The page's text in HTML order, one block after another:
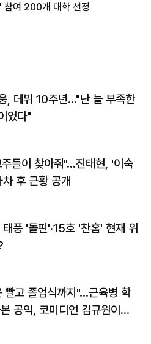
참여 200개 대학 선정
, 데뷔 10주년…"난 늘 부족한
었다"
들이 찾아줘"…진태현, '이숙
후 근황 공개
풍 '돌핀'·15호 '찬홈' 현재 위
빨고 졸업식까지"…근육병 학
공익, 코미디언 김규원이었